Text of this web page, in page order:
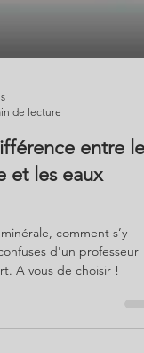
entre les
et les eaux